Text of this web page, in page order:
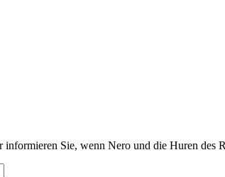
Sie, wenn Nero und die Huren